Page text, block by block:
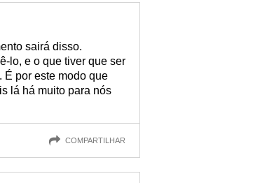
sairá disso.
lo, e o que tiver que ser
É por este modo que
lá há muito para nós
COMPARTILHAR